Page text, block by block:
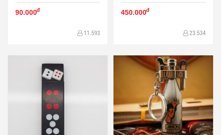
90.000đ
11.593
450.000đ
23.534